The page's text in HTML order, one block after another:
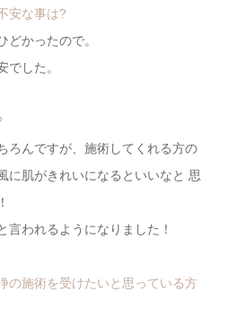
安な事は?
どかったので。
でした。
ろんですが、施術してくれる方の
に肌がきれいになるといいなと 思
言われるようになりました！
の施術を受けたいと思っている方